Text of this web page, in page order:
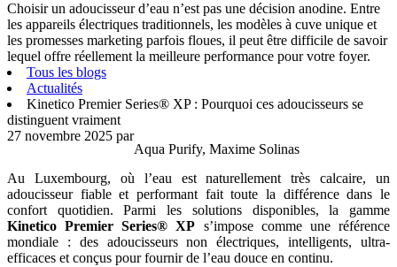
Choisir un adoucisseur d’eau n’est pas une décision anodine. Entre
les appareils électriques traditionnels, les modèles à cuve unique et
les promesses marketing parfois floues, il peut être difficile de savoir
lequel offre réellement la meilleure performance pour votre foyer.
Tous les blogs
Actualités
Kinetico Premier Series® XP : Pourquoi ces adoucisseurs se
distinguent vraiment
27 novembre 2025 par
Aqua Purify, Maxime Solinas
Au Luxembourg, où l’eau est naturellement très calcaire, un
adoucisseur fiable et performant fait toute la différence dans le
confort quotidien. Parmi les solutions disponibles, la gamme
Kinetico Premier Series® XP s’impose comme une référence
mondiale : des adoucisseurs non électriques, intelligents, ultra-
efficaces et conçus pour fournir de l’eau douce en continu.